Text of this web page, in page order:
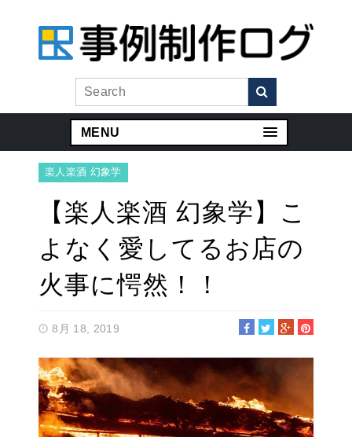
MENU
楽人楽酒 幻象学
【楽人楽酒 幻象学】こ
よなく愛してるお店の
火事に愕然！！
8月 18, 2019